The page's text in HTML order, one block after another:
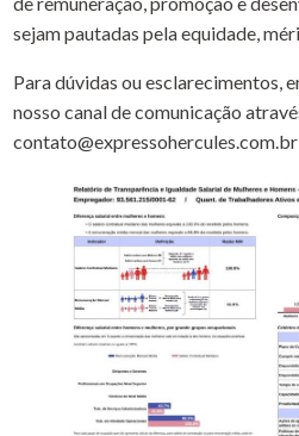
sejam pautadas pela equidade,
Para dúvidas ou esclarecimentos,
nosso canal de comunicação
contato@expressohercules.com.br